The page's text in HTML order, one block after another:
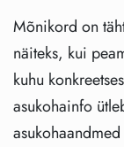
Mõnikord on
näiteks, kui
kuhu
asukohainfo